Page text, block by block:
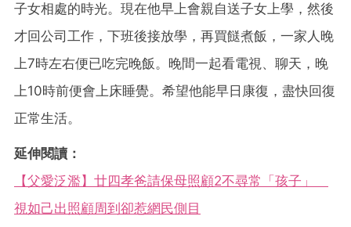
子女相處的時光。現在他早上會親自送子女上學，然後
才回公司工作，下班後接放學，再買餸煮飯，一家人晚
上7時左右便已吃完晚飯。晚間一起看電視、聊天，晚
上10時前便會上床睡覺。希望他能早日康復，盡快回復
正常生活。
延伸閱讀：
【父愛泛濫】廿四孝爸請保母照顧2不尋常「孩子」
視如己出照顧周到卻惹網民側目